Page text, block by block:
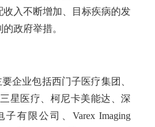
收入不断增加、目标疾病的发
政府举措。
企业包括西门子医疗集团、
星医疗、柯尼卡美能达、深
有限公司、Varex Imaging